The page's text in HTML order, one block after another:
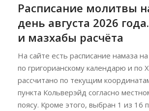
Расписание молитвы
день августа 2026
и мазхабы расчёта
На сайте есть расписание намаза
по григорианскому календарю и по
рассчитано по текущим
пункта Кольверэйд согласно
поясу. Кроме этого, выбран 1 из 16